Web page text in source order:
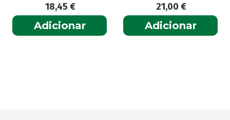
18,45€
Adicionar
21,00€
Adicionar